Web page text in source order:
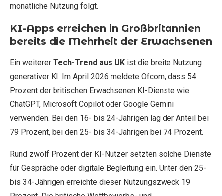
monatliche Nutzung folgt.
KI-Apps erreichen in Großbritannien
bereits die Mehrheit der Erwachsenen
Ein weiterer Tech-Trend aus UK ist die breite Nutzung
generativer KI. Im April 2026 meldete Ofcom, dass 54
Prozent der britischen Erwachsenen KI-Dienste wie
ChatGPT, Microsoft Copilot oder Google Gemini
verwenden. Bei den 16- bis 24-Jährigen lag der Anteil bei
79 Prozent, bei den 25- bis 34-Jährigen bei 74 Prozent.
Rund zwölf Prozent der KI-Nutzer setzten solche Dienste
für Gespräche oder digitale Begleitung ein. Unter den 25-
bis 34-Jährigen erreichte dieser Nutzungszweck 19